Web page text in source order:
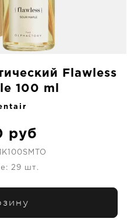
Flawless
100 ml
руб
29 шт.